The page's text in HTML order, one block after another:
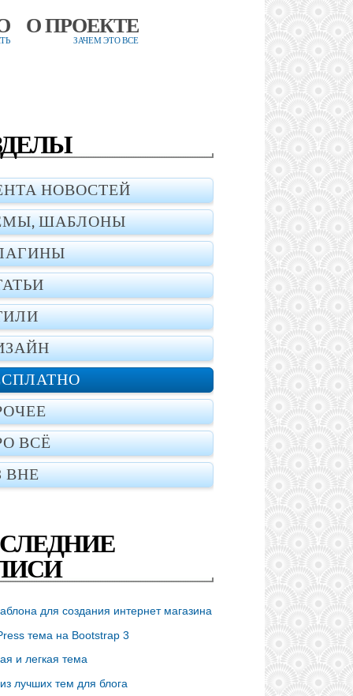
О ПРОЕКТЕ
ЗАЧЕМ ЭТО ВСЕ
НОВОСТЕЙ
ШАБЛОНЫ
ВСЁ
ВНЕ
для создания интернет магазина
тема на Bootstrap 3
и легкая тема
лучших тем для блога